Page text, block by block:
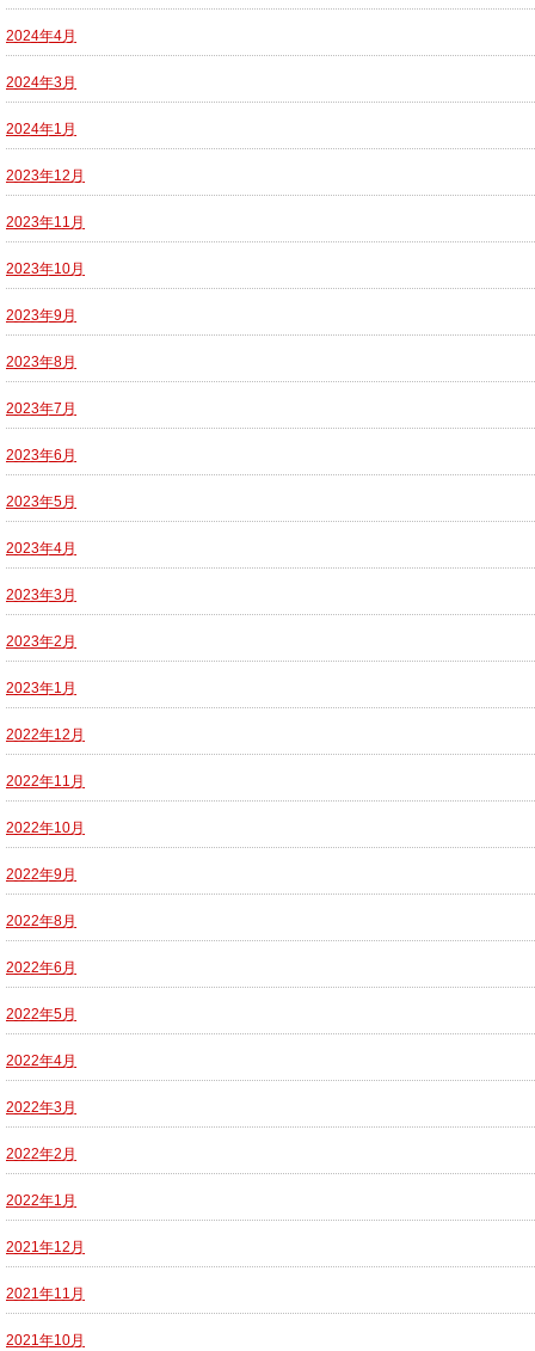
2024年4月
2024年3月
2024年1月
2023年12月
2023年11月
2023年10月
2023年9月
2023年8月
2023年7月
2023年6月
2023年5月
2023年4月
2023年3月
2023年2月
2023年1月
2022年12月
2022年11月
2022年10月
2022年9月
2022年8月
2022年6月
2022年5月
2022年4月
2022年3月
2022年2月
2022年1月
2021年12月
2021年11月
2021年10月